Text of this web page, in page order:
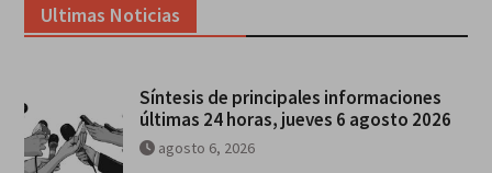
Ultimas Noticias
Síntesis de principales informaciones
últimas 24 horas, jueves 6 agosto 2026
agosto 6, 2026